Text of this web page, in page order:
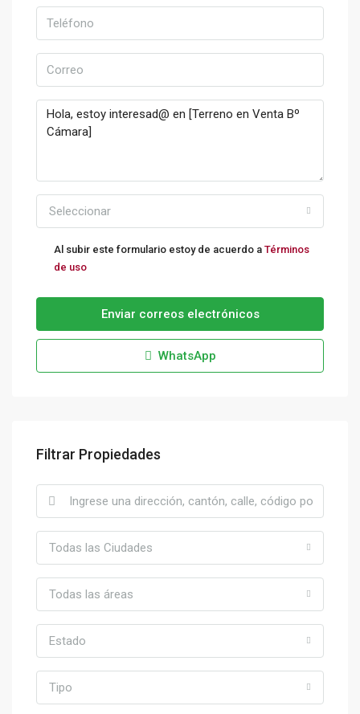
Seleccionar
Al subir este formulario estoy de acuerdo a Términos
de uso
Enviar correos electrónicos
WhatsApp
Filtrar Propiedades
Todas las Ciudades
Todas las áreas
Estado
Tipo